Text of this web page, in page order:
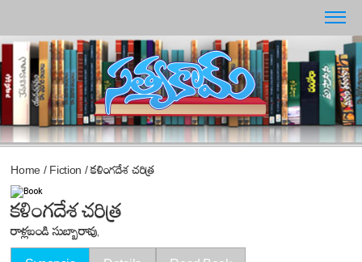
Home / Fiction / కళింగదేశ చరిత్ర
కళింగదేశ చరిత్ర
రాళ్లబండి సుబ్బారావు,